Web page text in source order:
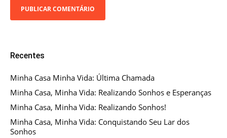
Recentes
Minha Casa Minha Vida: Última Chamada
Minha Casa, Minha Vida: Realizando Sonhos e Esperanças
Minha Casa, Minha Vida: Realizando Sonhos!
Minha Casa, Minha Vida: Conquistando Seu Lar dos
Sonhos